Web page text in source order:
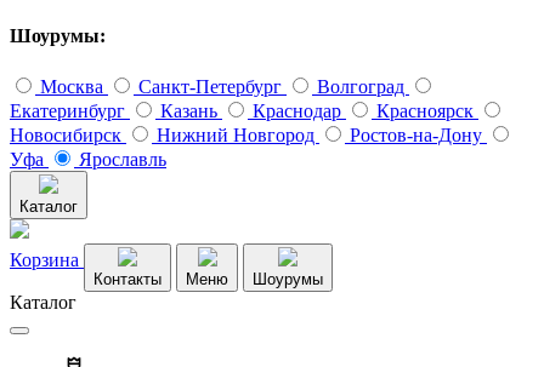
Шоурумы:
Москва Санкт-Петербург
Волгоград
Екатеринбург
Казань Краснодар
Красноярск
Новосибирск
Нижний Новгород
Ростов-на-Дону
Уфа
Ярославль
Каталог
Корзина
Контакты Меню Шоурумы
Каталог